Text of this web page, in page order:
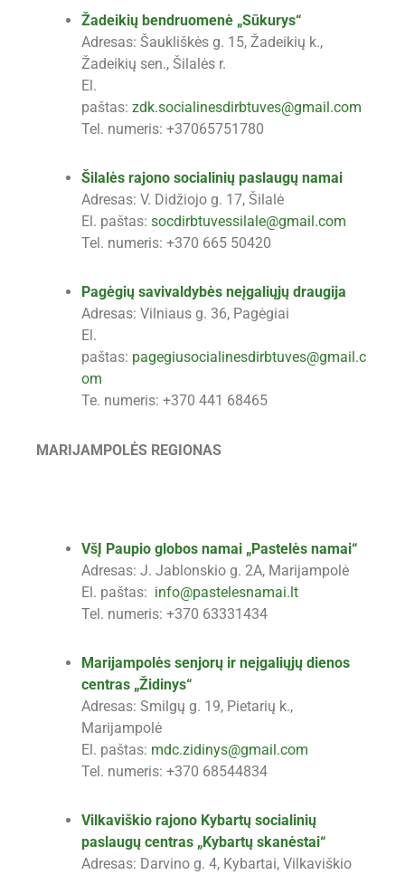
Žadeikių bendruomenė „Sūkurys“
Adresas: Šaukliškės g. 15, Žadeikių k.,
Žadeikių sen., Šilalės r.
El.
paštas: zdk.socialinesdirbtuves@gmail.com
Tel. numeris: +37065751780
Šilalės rajono socialinių paslaugų namai
Adresas: V. Didžiojo g. 17, Šilalė
El. paštas: socdirbtuvessilale@gmail.com
Tel. numeris: +370 665 50420
Pagėgių savivaldybės neįgaliųjų draugija
Adresas: Vilniaus g. 36, Pagėgiai
El.
paštas: pagegiusocialinesdirbtuves@gmail.c
om
Te. numeris: +370 441 68465
MARIJAMPOLĖS REGIONAS
VšĮ Paupio globos namai „Pastelės namai“
Adresas: J. Jablonskio g. 2A, Marijampolė
El. paštas: info@pastelesnamai.lt
Tel. numeris: +370 63331434
Marijampolės senjorų ir neįgaliųjų dienos
centras „Židinys“
Adresas: Smilgų g. 19, Pietarių k.,
Marijampolė
El. paštas: mdc.zidinys@gmail.com
Tel. numeris: +370 68544834
Vilkaviškio rajono Kybartų socialinių
paslaugų centras „Kybartų skanėstai“
Adresas: Darvino g. 4, Kybartai, Vilkaviškio